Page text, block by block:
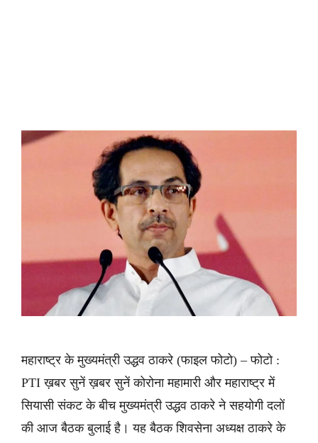
महाराष्ट्र के मुख्यमंत्री उद्धव ठाकरे (फाइल फोटो) – फोटो :
PTI ख़बर सुनें ख़बर सुनें कोरोना महामारी और महाराष्ट्र में
सियासी संकट के बीच मुख्यमंत्री उद्धव ठाकरे ने सहयोगी दलों
की आज बैठक बुलाई है। यह बैठक शिवसेना अध्यक्ष ठाकरे के